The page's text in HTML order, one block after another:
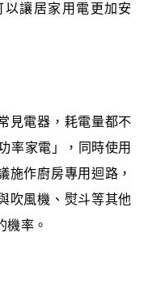
讓居家用電更加安
見電器，耗電量都不
率家電」，同時使用
施作廚房專用迴路，
吹風機、熨斗等其他
機率。